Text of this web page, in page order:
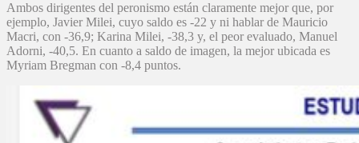
Ambos dirigentes del peronismo están claramente mejor que, por
ejemplo, Javier Milei, cuyo saldo es -22 y ni hablar de Mauricio
Macri, con -36,9; Karina Milei, -38,3 y, el peor evaluado, Manuel
Adorni, -40,5. En cuanto a saldo de imagen, la mejor ubicada es
Myriam Bregman con -8,4 puntos.